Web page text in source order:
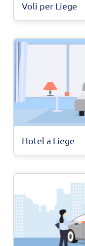
Voli per Liege
Hotel a Liege